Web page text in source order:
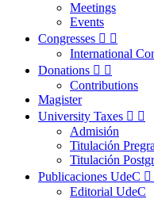
Meetings
Events
Congresses  
International
Donations  
Contributions
Magister
University Taxes  
Admisión
Titulación
Titulación
Publicaciones UdeC 
Editorial UdeC